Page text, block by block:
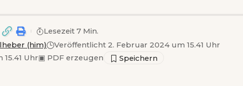
(him)
Veröffentlicht 2. Februar 2024 um 15.41 Uhr
Uhr▣ PDF erzeugen
Lesezeit 7 Min.